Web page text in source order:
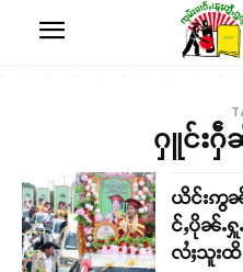
ႁူင်းႁဵ
ယိင်းဢွၼ်
င်ႇပိုၼ်ႉ
လႆႈသူးထိ